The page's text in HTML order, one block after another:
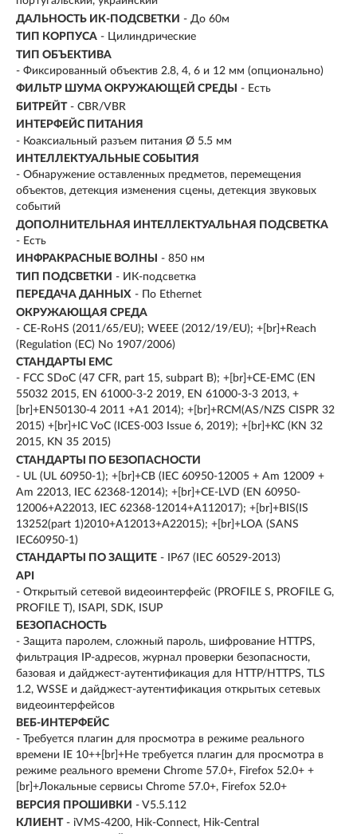
ДАЛЬНОСТЬ ИК-ПОДСВЕТКИ - До 60м
ТИП КОРПУСА - Цилиндрические
ТИП ОБЪЕКТИВА
- Фиксированный объектив 2.8, 4, 6 и 12 мм (опционально)
ФИЛЬТР ШУМА ОКРУЖАЮЩЕЙ СРЕДЫ
- Есть
БИТРЕЙТ - CBR/VBR
ИНТЕРФЕЙС ПИТАНИЯ
- Коаксиальный разъем питания Ø 5.5 мм
ИНТЕЛЛЕКТУАЛЬНЫЕ СОБЫТИЯ
- Обнаружение оставленных предметов, перемещения
объектов, детекция изменения сцены, детекция звуковых
событий
ДОПОЛНИТЕЛЬНАЯ ИНТЕЛЛЕКТУАЛЬНАЯ ПОДСВЕТКА
- Есть
ИНФРАКРАСНЫЕ ВОЛНЫ
- 850 нм
ТИП ПОДСВЕТКИ - ИК-подсветка
ПЕРЕДАЧА ДАННЫХ - По Ethernet
ОКРУЖАЮЩАЯ СРЕДА
- CE-RoHS (2011/65/EU); WEEE (2012/19/EU); +[br]+Reach
(Regulation (EC) No 1907/2006)
СТАНДАРТЫ EMC
- FCC SDoC (47 CFR, part 15, subpart B); +[br]+CE-EMC (EN
55032 2015, EN 61000-3-2 2019, EN 61000-3-3 2013, +
[br]+EN50130-4 2011 +A1 2014); +[br]+RCM(AS/NZS CISPR 32
2015) +[br]+IC VoC (ICES-003 Issue 6, 2019); +[br]+KC (KN 32
2015, KN 35 2015)
СТАНДАРТЫ ПО БЕЗОПАСНОСТИ
- UL (UL 60950-1); +[br]+CB (IEC 60950-12005 + Am 12009 +
Am 22013, IEC 62368-12014); +[br]+CE-LVD (EN 60950-
12006+A22013, IEC 62368-12014+A112017); +[br]+BIS(IS
13252(part 1)2010+A12013+A22015); +[br]+LOA (SANS
IEC60950-1)
СТАНДАРТЫ ПО ЗАЩИТЕ - IP67 (IEC 60529-2013)
API
- Открытый сетевой видеоинтерфейс (PROFILE S, PROFILE G,
PROFILE T), ISAPI, SDK, ISUP
БЕЗОПАСНОСТЬ
- Защита паролем, сложный пароль, шифрование HTTPS,
фильтрация IP-адресов, журнал проверки безопасности,
базовая и дайджест-аутентификация для HTTP/HTTPS, TLS
1.2, WSSE и дайджест-аутентификация открытых сетевых
видеоинтерфейсов
ВЕБ-ИНТЕРФЕЙС
- Требуется плагин для просмотра в режиме реального
времени IE 10++[br]+Не требуется плагин для просмотра в
режиме реального времени Chrome 57.0+, Firefox 52.0+ +
[br]+Локальные сервисы Chrome 57.0+, Firefox 52.0+
ВЕРСИЯ ПРОШИВКИ - V5.5.112
КЛИЕНТ - iVMS-4200, Hik-Connect, Hik-Central